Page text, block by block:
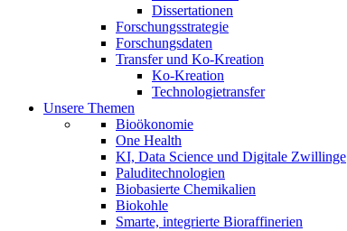
Dissertationen
Forschungsstrategie
Forschungsdaten
Transfer und Ko-Kreation
Ko-Kreation
Technologietransfer
Unsere Themen
Bioökonomie
One Health
KI, Data Science und Digitale Zwillinge
Paluditechnologien
Biobasierte Chemikalien
Biokohle
Smarte, integrierte Bioraffinerien